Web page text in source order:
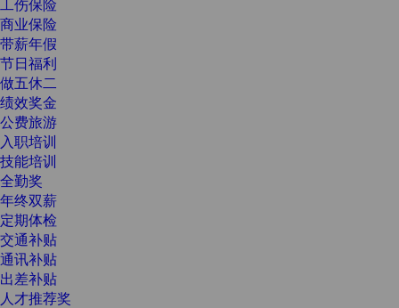
工伤保险
商业保险
带薪年假
节日福利
做五休二
绩效奖金
公费旅游
入职培训
技能培训
全勤奖
年终双薪
定期体检
交通补贴
通讯补贴
出差补贴
人才推荐奖